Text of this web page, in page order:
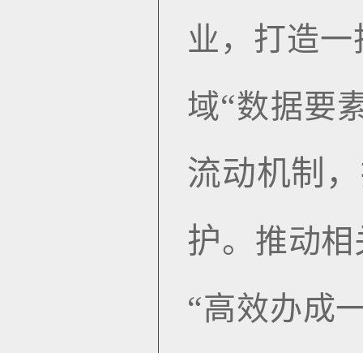
业，打造
域“数据要
流动机制
护。推动
“高效办成